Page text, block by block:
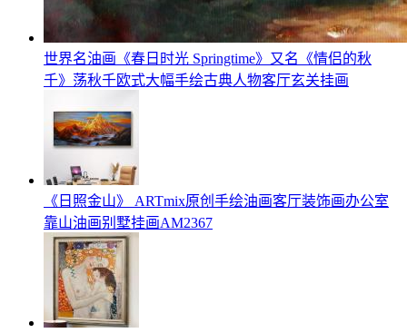
世界名油画《春日时光 Springtime》又名《情侣的秋
千》荡秋千欧式大幅手绘古典人物客厅玄关挂画
《日照金山》 ARTmix原创手绘油画客厅装饰画办公室
靠山油画别墅挂画AM2367